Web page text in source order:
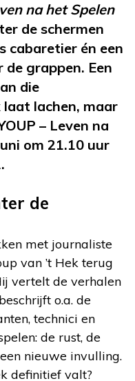
na het Spelen
de schermen
cabaretier én een
de grappen. Een
die
lachen, maar
– Leven na
om 21.10 uur
de
met journaliste
van ’t Hek terug
vertelt de verhalen
o.a. de
technici en
de rust, de
nieuwe invulling.
definitief valt?